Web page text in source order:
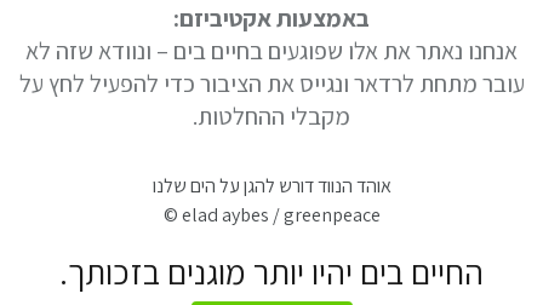
באמצעות אקטיביזם:
אנחנו נאתר את אלו שפוגעים בחיים בים – ונוודא שזה לא
עובר מתחת לרדאר ונגייס את הציבור כדי להפעיל לחץ על
מקבלי ההחלטות.
אוהד הנווד דורש להגן על הים שלנו
© elad aybes / greenpeace
החיים בים יהיו יותר מוגנים בזכותך.